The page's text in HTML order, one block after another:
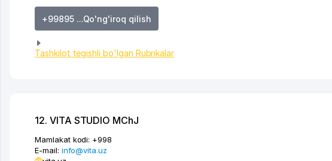
+99895 ...Qo'ng'iroq qilish
Tashkilot tegishli bo'lgan Rubrikalar
12. VITA STUDIO MChJ
Mamlakat kodi: +998
E-mail: info@vita.uz